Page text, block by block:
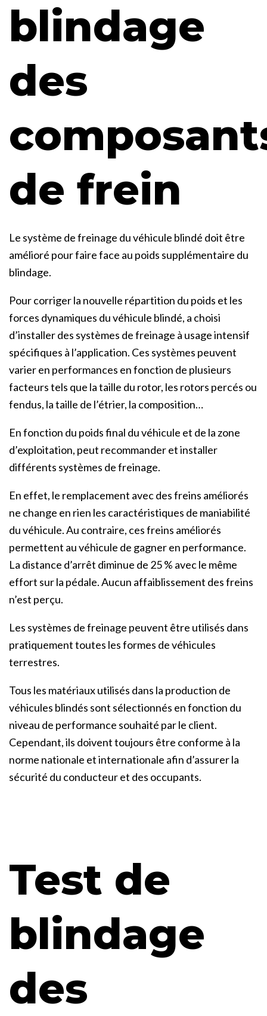
blindage
des
de frein
Le système de freinage du véhicule blindé doit être
amélioré pour faire face au poids supplémentaire du
blindage.
Pour corriger la nouvelle répartition du poids et les
forces dynamiques du véhicule blindé, a choisi
d’installer des systèmes de freinage à usage intensif
spécifiques à l’application. Ces systèmes peuvent
varier en performances en fonction de plusieurs
facteurs tels que la taille du rotor, les rotors percés ou
fendus, la taille de l’étrier, la composition…
En fonction du poids final du véhicule et de la zone
d’exploitation, peut recommander et installer
différents systèmes de freinage.
En effet, le remplacement avec des freins améliorés
ne change en rien les caractéristiques de maniabilité
du véhicule. Au contraire, ces freins améliorés
permettent au véhicule de gagner en performance.
La distance d’arrêt diminue de 25 % avec le même
effort sur la pédale. Aucun affaiblissement des freins
n’est perçu.
Les systèmes de freinage peuvent être utilisés dans
pratiquement toutes les formes de véhicules
terrestres.
Tous les matériaux utilisés dans la production de
véhicules blindés sont sélectionnés en fonction du
niveau de performance souhaité par le client.
Cependant, ils doivent toujours être conforme à la
norme nationale et internationale afin d’assurer la
sécurité du conducteur et des occupants.
Test de
blindage
des